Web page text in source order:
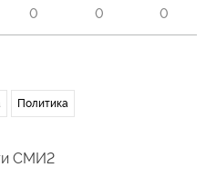
0 0 0
Политика
СМИ2